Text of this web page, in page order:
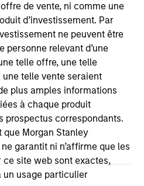
de vente, ni comme une
d’investissement. Par
ne peuvent être
personne relevant d’une
telle offre, une telle
telle vente seraient
plus amples informations
à chaque produit
prospectus correspondants.
Morgan Stanley
garantit ni n’affirme que les
site web sont exactes,
un usage particulier
is provided for informational
There is no guarantee that
in positive performance
perform well in the future (for
and service marks above
owners. The information
authorized, sponsored, or
owners. By clicking on any
that you are navigating to a
these hyperlinks to you
inclusion of any hyperlink is
approval,
monitoring by us of any
hyperlinked site. In no event
information contained on
site.